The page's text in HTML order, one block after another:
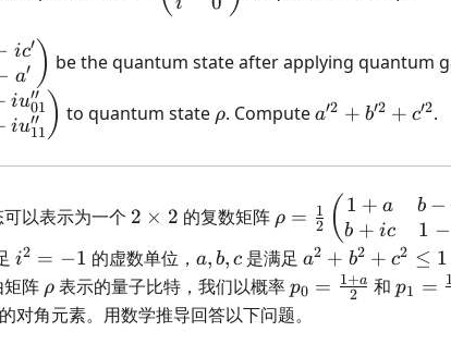
\end{pmatrix}
ic′
a′ ) be the quantum state after applying quantum
iu01
′′
iu11
′′ ) to quantum state
\rho
ρ. Compute
a'^2
+
c'^2
a′2 + b′2 + c′2.
以表示为一个
2
\times
2
2 × 2 的复数矩阵
\rho = \frac{1}
{2}
\begin{pmatrix}
1 + a & b - ic \\
b + ic & 1 - a
\end{pmatrix}
ρ = 2
1 (1 + a
b + ic
b −
1 −
i^2
=
-1
i2 = −1 的虚数单位， a,
b,
c
a, b, c是满足 a^2
+
a2 + b2 + c2 ≤ 1
阵 \rho
ρ 表示的量子比特，我们以概率p_0 =
\frac{1
p0 = 2
1+a 和p_1 =
p1 = 1
的对角元素。用数学推导回答以下问题。